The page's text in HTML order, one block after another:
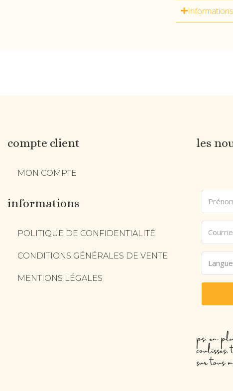
compte client
MON COMPTE
informations
POLITIQUE DE CONFIDENTIALITÉ
CONDITIONS GÉNÉRALES DE VENTE
MENTIONS LÉGALES
les
ps: en
sur tous